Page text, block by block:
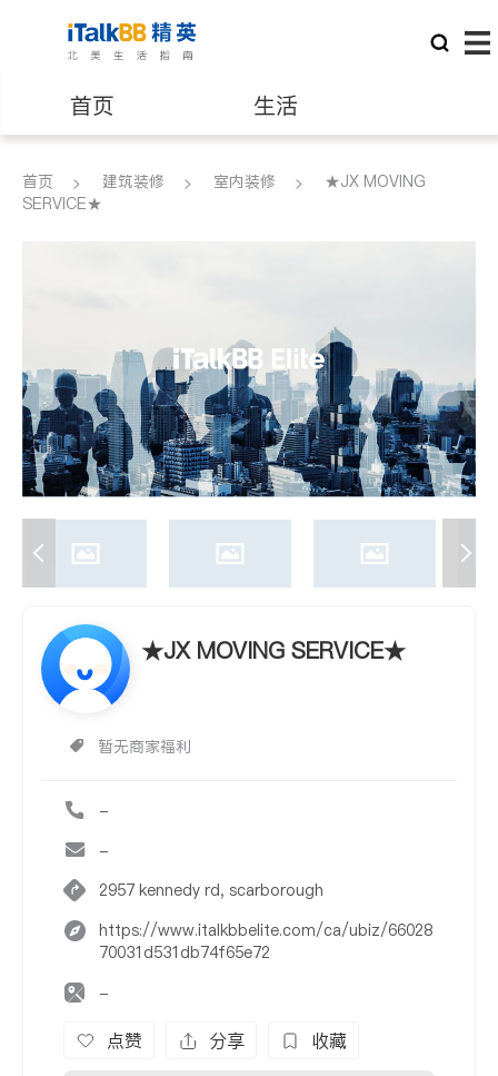
首页 生活
医生 律师
建筑装修
首页 建筑装修 室内装修
★JX MOVING
SERVICE★
★JX MOVING SERVICE★
暂无商家福利
-
-
2957 kennedy rd, scarborough
https://www.italkbbelite.com/ca/ubiz/66028
70031d531db74f65e72
-
点赞 分享 收藏